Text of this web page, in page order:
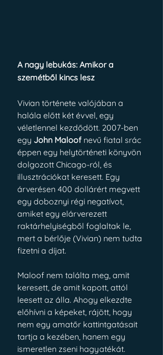
A nagy lebukás: Amikor a
szemétből kincs lesz
Vivian története valójában a
halála előtt két évvel, egy
véletlennel kezdődött. 2007-ben
egy John Maloof nevű fiatal srác
éppen egy helytörténeti könyvön
dolgozott Chicago-ról, és
illusztrációkat keresett. Egy
árverésen 400 dollárért megvett
egy doboznyi régi negatívot,
amiket egy elárverezett
raktárhelyiségből foglaltak le,
mert a bérlője (Vivian) nem tudta
fizetni a díjat.
Maloof nem találta meg, amit
keresett, de amit kapott, attól
leesett az álla. Ahogy elkezdte
előhívni a képeket, rájött, hogy
nem egy amatőr kattintgatásait
tartja a kezében, hanem egy
ismeretlen zseni hagyatékát.